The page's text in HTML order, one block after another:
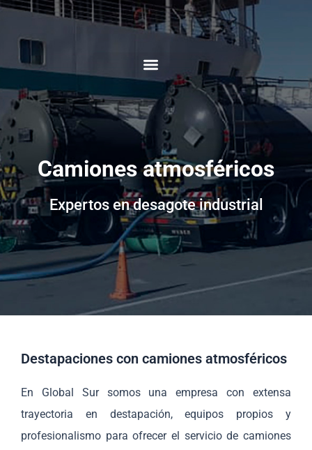
Ir
contenido
Camiones atmosféricos
Expertos en desagote industrial
Destapaciones con camiones atmosféricos
En Global Sur somos una empresa con extensa
trayectoria en destapación, equipos propios y
profesionalismo para ofrecer el servicio de camiones